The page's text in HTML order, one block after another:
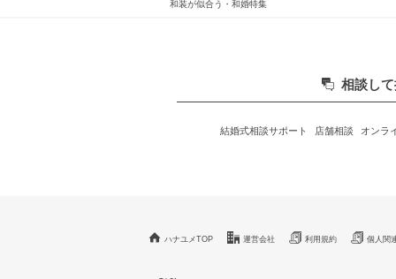
和装が似合う・和婚特集
相談し
結婚式相談サポート 店舗相談 オンラ
ハナユメTOP 運営会社 利用規約 個人関